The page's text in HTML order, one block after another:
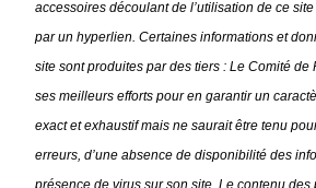
accessoires découlant de l’utilisation de ce
par un hyperlien. Certaines informations et
site sont produites par des tiers : Le Comité de
ses meilleurs efforts pour en garantir un
exact et exhaustif mais ne saurait être tenu
erreurs, d’une absence de disponibilité des
présence de virus sur son site. Le contenu des